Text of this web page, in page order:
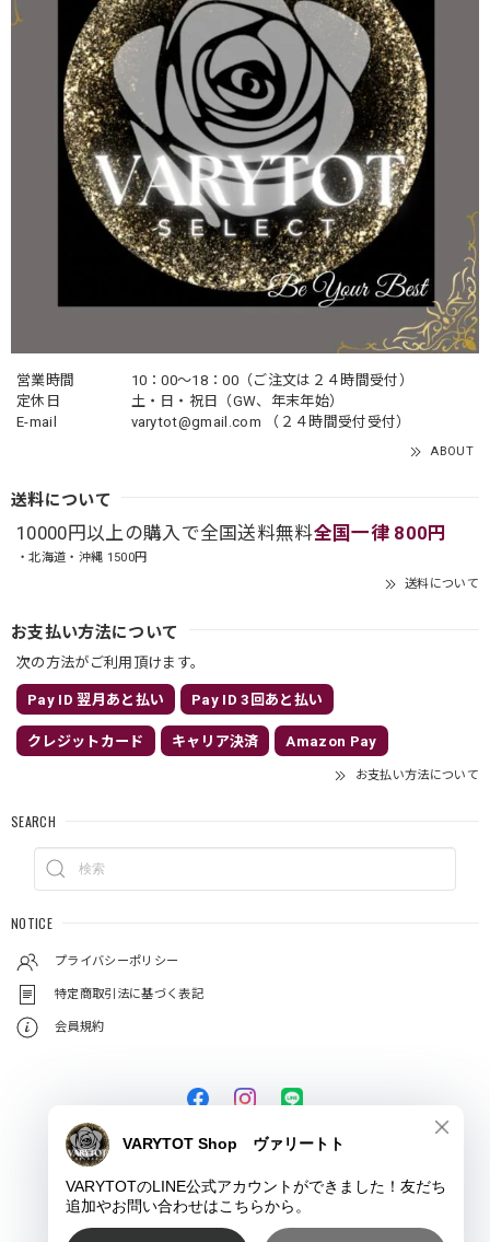
営業時間
10：00〜18：00（ご注文は２４時間受付）
定休日
土・日・祝日（GW、年末年始）
E-mail
varytot@gmail.com （２４時間受付受付）
ABOUT
送料について
10000円以上の購入で全国送料無料全国一律 800円
・北海道・沖縄 1500円
送料について
お支払い方法について
次の方法がご利用頂けます。
Pay ID 翌月あと払い Pay ID 3回あと払い
クレジットカード キャリア決済 Amazon Pay
お支払い方法について
SEARCH
NOTICE
プライバシーポリシー
特定商取引法に基づく表記
会員規約